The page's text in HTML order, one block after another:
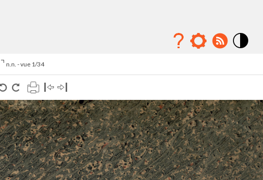
n.n. - vue 1/34